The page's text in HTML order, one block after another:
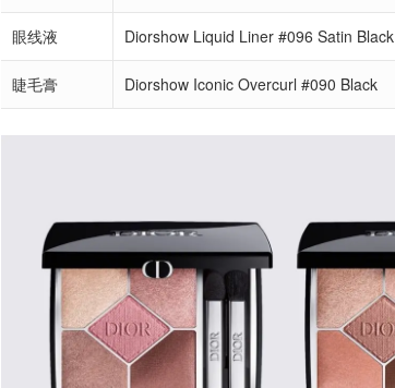
眼线液 Diorshow Liquid Liner #096 Satin Black
睫毛膏 Diorshow Iconic Overcurl #090 Black